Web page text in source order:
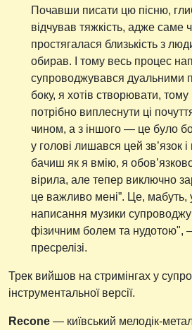
Почавши писати цю пісню,
відчував тяжкість, адже саме
простягалася близькість з
обирав. І тому весь процес
супроводжувався дуальними
боку, я хотів створювати,
потрібно виплеснути ці
чином, а з іншого — це було
у голові лишався цей зв’язок
бачиш як я вмію, я
вірила, але тепер виключно
це важливо мені”. Це, мабуть,
написання музики
фізичним болем та нудотою",
пресрелізі.
Трек вийшов на стримінгах у
інструментальної версії.
Recone — київський мелодік-